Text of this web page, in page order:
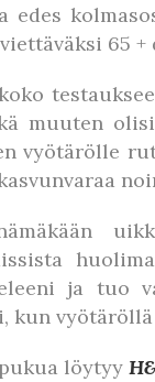
edes
65 +
muuten
vyötärölle
ja tuo
kun
löytyy H